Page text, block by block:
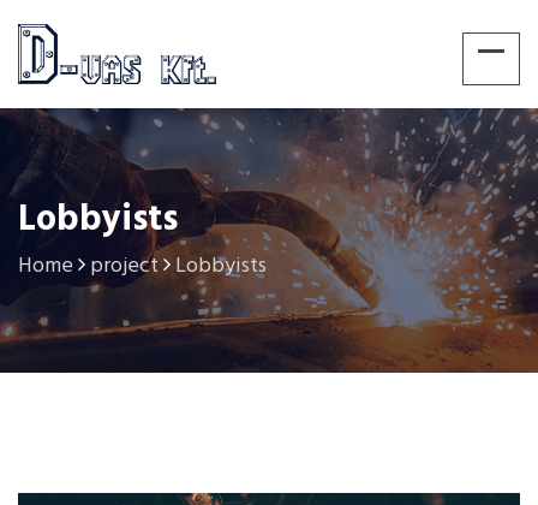
Lobbyists
Home project Lobbyists